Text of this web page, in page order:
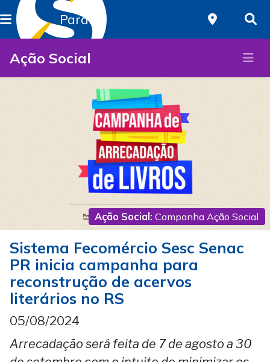
Paraná
Ação Social
Ação Social: Campanha Ação Social
Sistema Fecomércio Sesc Senac
PR inicia campanha para
reconstrução de acervos
literários no RS
05/08/2024
Arrecadação será feita de 7 de agosto a 30